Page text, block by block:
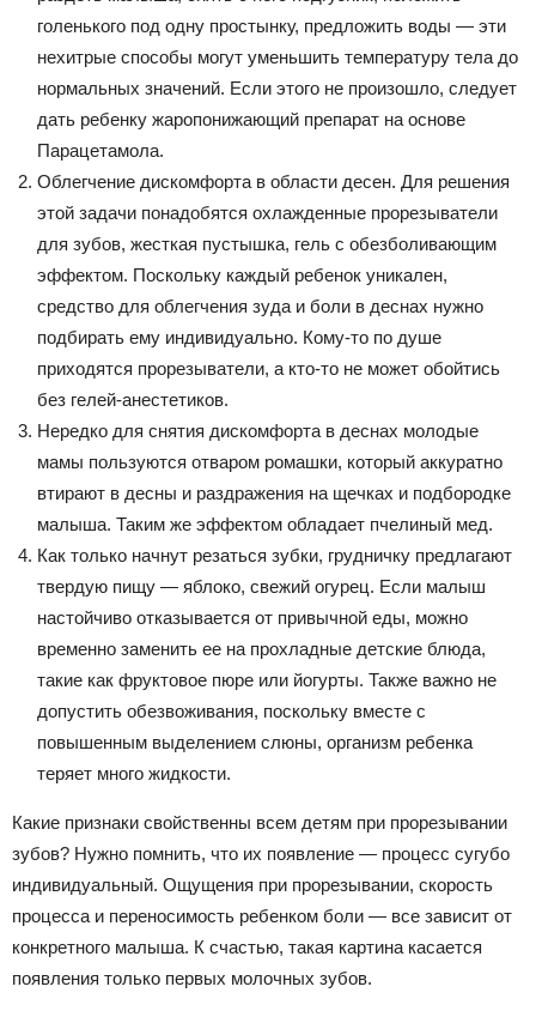
голенького под одну простынку, предложить воды — эти
нехитрые способы могут уменьшить температуру тела до
нормальных значений. Если этого не произошло, следует
дать ребенку жаропонижающий препарат на основе
Парацетамола.
Облегчение дискомфорта в области десен. Для решения
этой задачи понадобятся охлажденные прорезыватели
для зубов, жесткая пустышка, гель с обезболивающим
эффектом. Поскольку каждый ребенок уникален,
средство для облегчения зуда и боли в деснах нужно
подбирать ему индивидуально. Кому-то по душе
приходятся прорезыватели, а кто-то не может обойтись
без гелей-анестетиков.
Нередко для снятия дискомфорта в деснах молодые
мамы пользуются отваром ромашки, который аккуратно
втирают в десны и раздражения на щечках и подбородке
малыша. Таким же эффектом обладает пчелиный мед.
Как только начнут резаться зубки, грудничку предлагают
твердую пищу — яблоко, свежий огурец. Если малыш
настойчиво отказывается от привычной еды, можно
временно заменить ее на прохладные детские блюда,
такие как фруктовое пюре или йогурты. Также важно не
допустить обезвоживания, поскольку вместе с
повышенным выделением слюны, организм ребенка
теряет много жидкости.
Какие признаки свойственны всем детям при прорезывании
зубов? Нужно помнить, что их появление — процесс сугубо
индивидуальный. Ощущения при прорезывании, скорость
процесса и переносимость ребенком боли — все зависит от
конкретного малыша. К счастью, такая картина касается
появления только первых молочных зубов.